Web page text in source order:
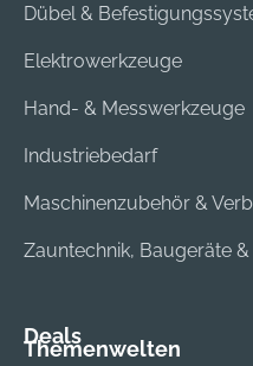
Dübel &
Elektrowerkzeuge
Hand- & Messwerkzeuge
Industriebedarf
Maschinenzubehör &
Zauntechnik, Baugeräte
Deals
Themenwelten